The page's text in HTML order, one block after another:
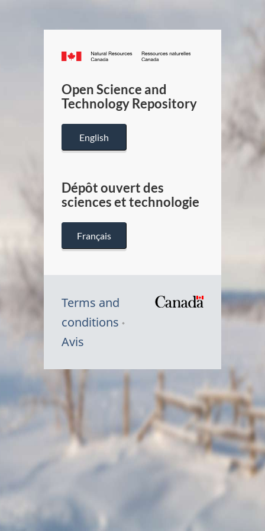
Canada.ca
/
Canada
Open Science and
Technology Repository
English
Dépôt ouvert des
sciences et technologie
Français
Terms and
conditions
Avis
Symbole
Canada